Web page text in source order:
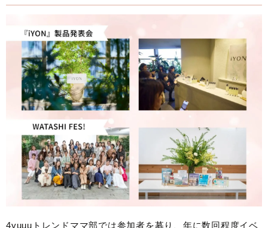
4yuuuトレンドママ部では参加者を募り、年に数回程度イベ